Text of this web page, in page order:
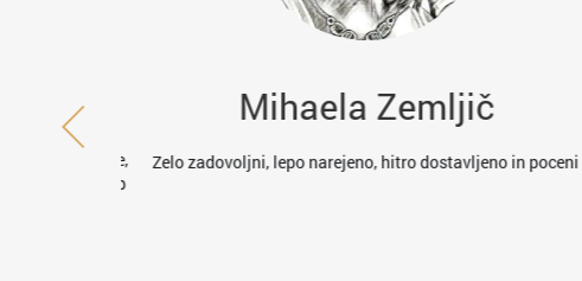
Mihaela Zemljič
Zelo zadovoljni, lepo narejeno, hitro dostavljeno in poceni